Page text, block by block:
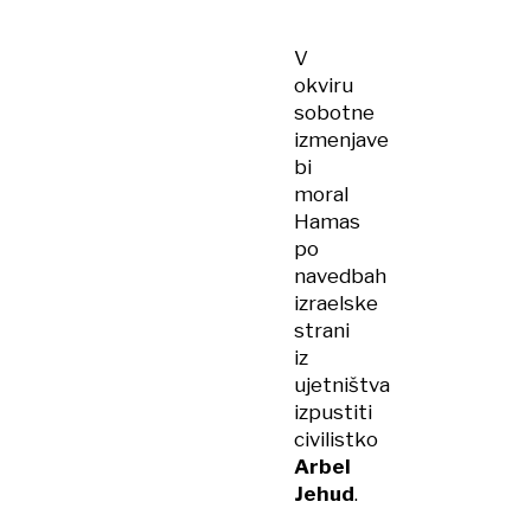
V
okviru
sobotne
izmenjave
bi
moral
Hamas
po
navedbah
izraelske
strani
iz
ujetništva
izpustiti
civilistko
Arbel
Jehud.